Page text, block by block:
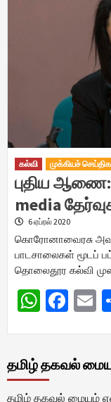
கல்வி முக்கியச்
புதிய ஆணை:
media
6 ஏப்ரல் 2020
கொரோனாவைரசு
பாடசாலைகள் மூடப்
தொலைதூர கல்வி
தமிழ் தகவல்
தமிழ் தகவல் மையம்